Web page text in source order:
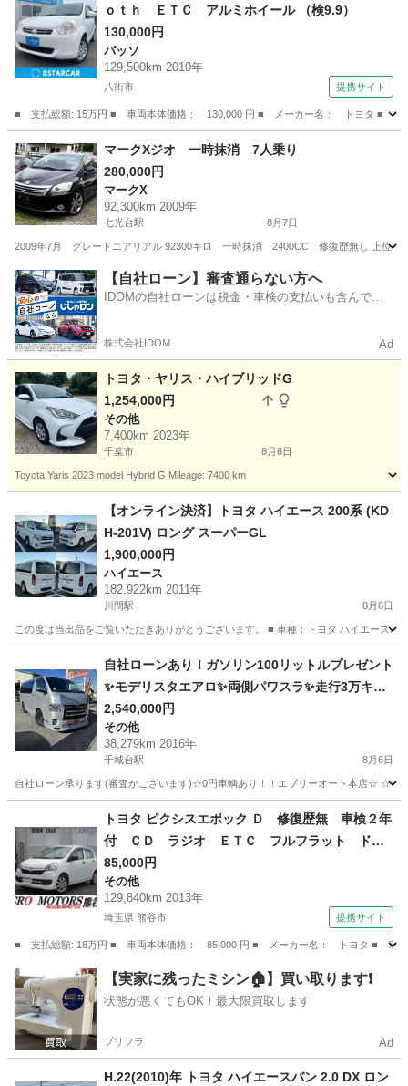
ｏｔｈ ＥＴＣ アルミホイール （検9.9）
130,000円
パッソ
129,500km 2010年
八街市 提携サイト
■ 支払総額: 15万円 ■ 車両本体価格： 130,000 円 ■ メーカー名： トヨタ ■
千葉 八街市 パッソ
マークXジオ 一時抹消 7人乗り
280,000円
マークX
92,300km 2009年
七光台駅 8月7日
2009年7月 グレードエアリアル 92300キロ 一時抹消 2400CC 修復歴無し 上位グレ
千葉 野田市 七光台駅 マークX
【自社ローン】審査通らない方へ
IDOMの自社ローンは税金・車検の支払いも含んでい
株式会社IDOM Ad
トヨタ・ヤリス・ハイブリッドG
1,254,000円
その他
7,400km 2023年
千葉市 8月6日
Toyota Yaris 2023 model Hybrid G Mileage: 7400 km
その他
【オンライン決済】トヨタ ハイエース 200系 (KD
H-201V) ロング スーパーGL
1,900,000円
ハイエース
182,922km 2011年
川間駅 8月6日
この度は当出品をご覧いただきありがとうございます。 ■ 車種：トヨタ ハイエース
川間駅 ハイエース
自社ローンあり！ガソリン100リットルプレゼント
✨モデリスタエアロ✨両側パワスラ✨走行3万キロ
台！✨トヨタ☆レジアスエースバン☆ロングスー
パーGL☆2000cc☆5人乗り☆
2,540,000円
その他
38,279km 2016年
千城台駅 8月6日
自社ローン承ります(審査がございます)☆0円車輌あり！！エブリーオート本店☆ ☆☆
千城台駅 自社
トヨタ ピクシスエポック Ｄ 修復歴無 車検２年
付 ＣＤ ラジオ ＥＴＣ フルフラット ドア
バイザー ライトレベライザー アルミホイー
ル ＡＢＳ タイミングチェーン式 フロアマッ
ト エアバッグ （なし）
85,000円
その他
129,840km 2013年
埼玉県 熊谷市 提携サイト
■ 支払総額: 18万円 ■ 車両本体価格： 85,000 円 ■ メーカー名： トヨタ ■
熊谷市 その他
【実家に残ったミシン🏠】買い取ります❗️
状態が悪くてもOK！最大限買取します
プリフラ Ad
H.22(2010)年 トヨタ ハイエースバン 2.0 DX ロン